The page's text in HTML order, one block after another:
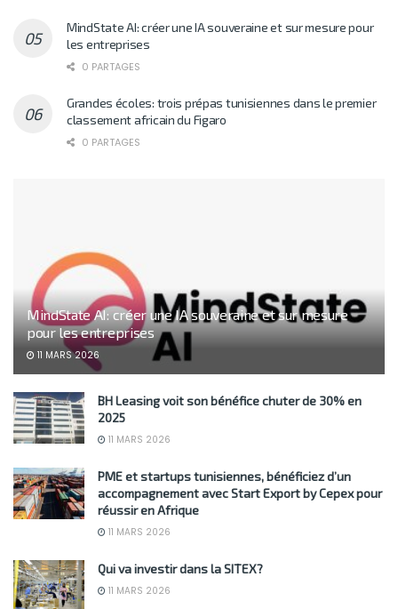
MindState AI: créer une IA souveraine et sur mesure pour
les entreprises
0 PARTAGES
Grandes écoles: trois prépas tunisiennes dans le premier
classement africain du Figaro
0 PARTAGES
MindState AI: créer une IA souveraine et sur mesure
pour les entreprises
11 MARS 2026
BH Leasing voit son bénéfice chuter de 30% en
2025
11 MARS 2026
PME et startups tunisiennes, bénéficiez d’un
accompagnement avec Start Export by Cepex pour
réussir en Afrique
11 MARS 2026
Qui va investir dans la SITEX?
11 MARS 2026